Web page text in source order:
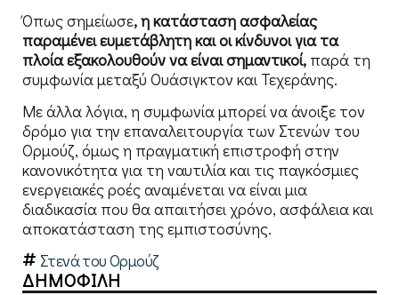
Όπως σημείωσε, η κατάσταση ασφαλείας
παραμένει ευμετάβλητη και οι κίνδυνοι για τα
πλοία εξακολουθούν να είναι σημαντικοί, παρά τη
συμφωνία μεταξύ Ουάσιγκτον και Τεχεράνης.
Με άλλα λόγια, η συμφωνία μπορεί να άνοιξε τον
δρόμο για την επαναλειτουργία των Στενών του
Ορμούζ, όμως η πραγματική επιστροφή στην
κανονικότητα για τη ναυτιλία και τις παγκόσμιες
ενεργειακές ροές αναμένεται να είναι μια
διαδικασία που θα απαιτήσει χρόνο, ασφάλεια και
αποκατάσταση της εμπιστοσύνης.
Στενά του Ορμούζ
ΔΗΜΟΦΙΛΗ